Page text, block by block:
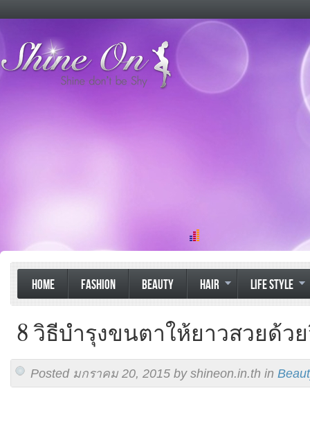
HOME FASHION BEAUTY HAIR LIFE STYLE
8 วิธีบำรุงขนตาให้ยาวสวยด้ว
Posted มกราคม 20, 2015 by shineon.in.th in